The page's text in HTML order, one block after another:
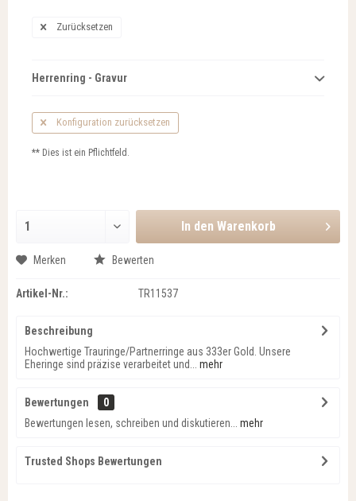
Zurücksetzen
Herrenring - Gravur
Konfiguration zurücksetzen
** Dies ist ein Pflichtfeld.
In den Warenkorb
Merken Bewerten
Artikel-Nr.: TR11537
Beschreibung
Hochwertige Trauringe/Partnerringe aus 333er Gold. Unsere
Eheringe sind präzise verarbeitet und...
mehr
Bewertungen
0
Bewertungen lesen, schreiben und diskutieren...
mehr
Trusted Shops Bewertungen